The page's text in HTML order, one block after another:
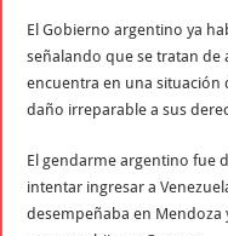
El Gobierno argentino ya
señalando que se tratan de
encuentra en una situación
daño irreparable a sus
El gendarme argentino fue
intentar ingresar a
desempeñaba en Mendoza